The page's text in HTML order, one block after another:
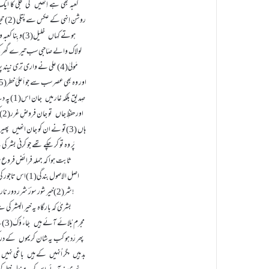
کعبہ بھی ہے اِنھیں کی تَجلی کا
روشن اِنہی کے عکس سے پُتلی (2)حجر کی ہے
ہوتے کہاں خلیل(3)و بِنا کعبہ و منیٰ
لولاک والے صَاحبی سب تیرے
مَولیٰ(4) علی نے واری تِری نیند پر نماز
اور وہ بھی عصر سب سے جو اَعلیٰ خطر(5)کی ہے
صِدیق بلکہ غار میں جان اس(1)پہ دے چکے
اور حفظِ جاں تو جان فروضِ غرر(2)کی ہے
ہاں (3)تو نے ان کو جان انھیں پھیر دی نماز
پَر وہ تو کر چکے تھے جو کرنی بشر
اصل الاصول بندگی(1)اس تاجور کی ہے
شر(2)خیر شور سورؔ شرر دور نار نور!
بشریٰ کہ بارگاہ یہ خیر البشر
مجرم بُلائے آئے ہیں جَاءُ وْکَ(3)ہے گواہ
پھر رَد ہو کب یہ شان کریموں کے
بد ہیں مگر اُنہیں کے ہیں باغی